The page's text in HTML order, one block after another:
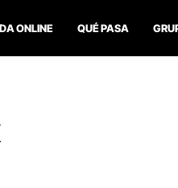
ONLINE QUÉ PASA